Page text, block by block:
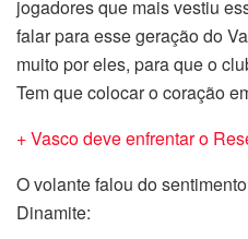
jogadores que mais vestiu
falar para esse geração do
muito por eles, para que o
Tem que colocar o coração
+ Vasco deve enfrentar o
O volante falou do
Dinamite: